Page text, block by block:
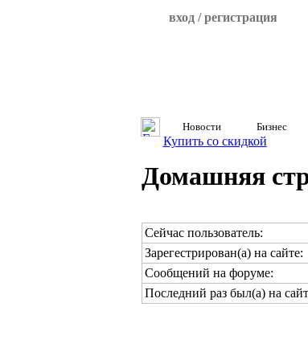
вход / регистрация
Новости Бизнес
Купить со скидкой
Домашняя
Сейчас пользователь:
Зарегестрирован(а) на сайте:
Сообщений на форуме:
Последний раз был(а) на